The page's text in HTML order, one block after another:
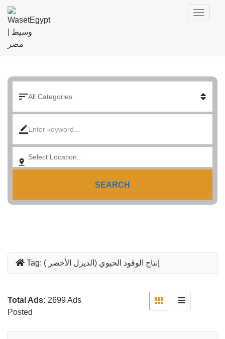
SEARCH
Tag: إنتاج الوقود الحيوي (الديزل الأخضر )
Total Ads: 2699 Ads
Posted